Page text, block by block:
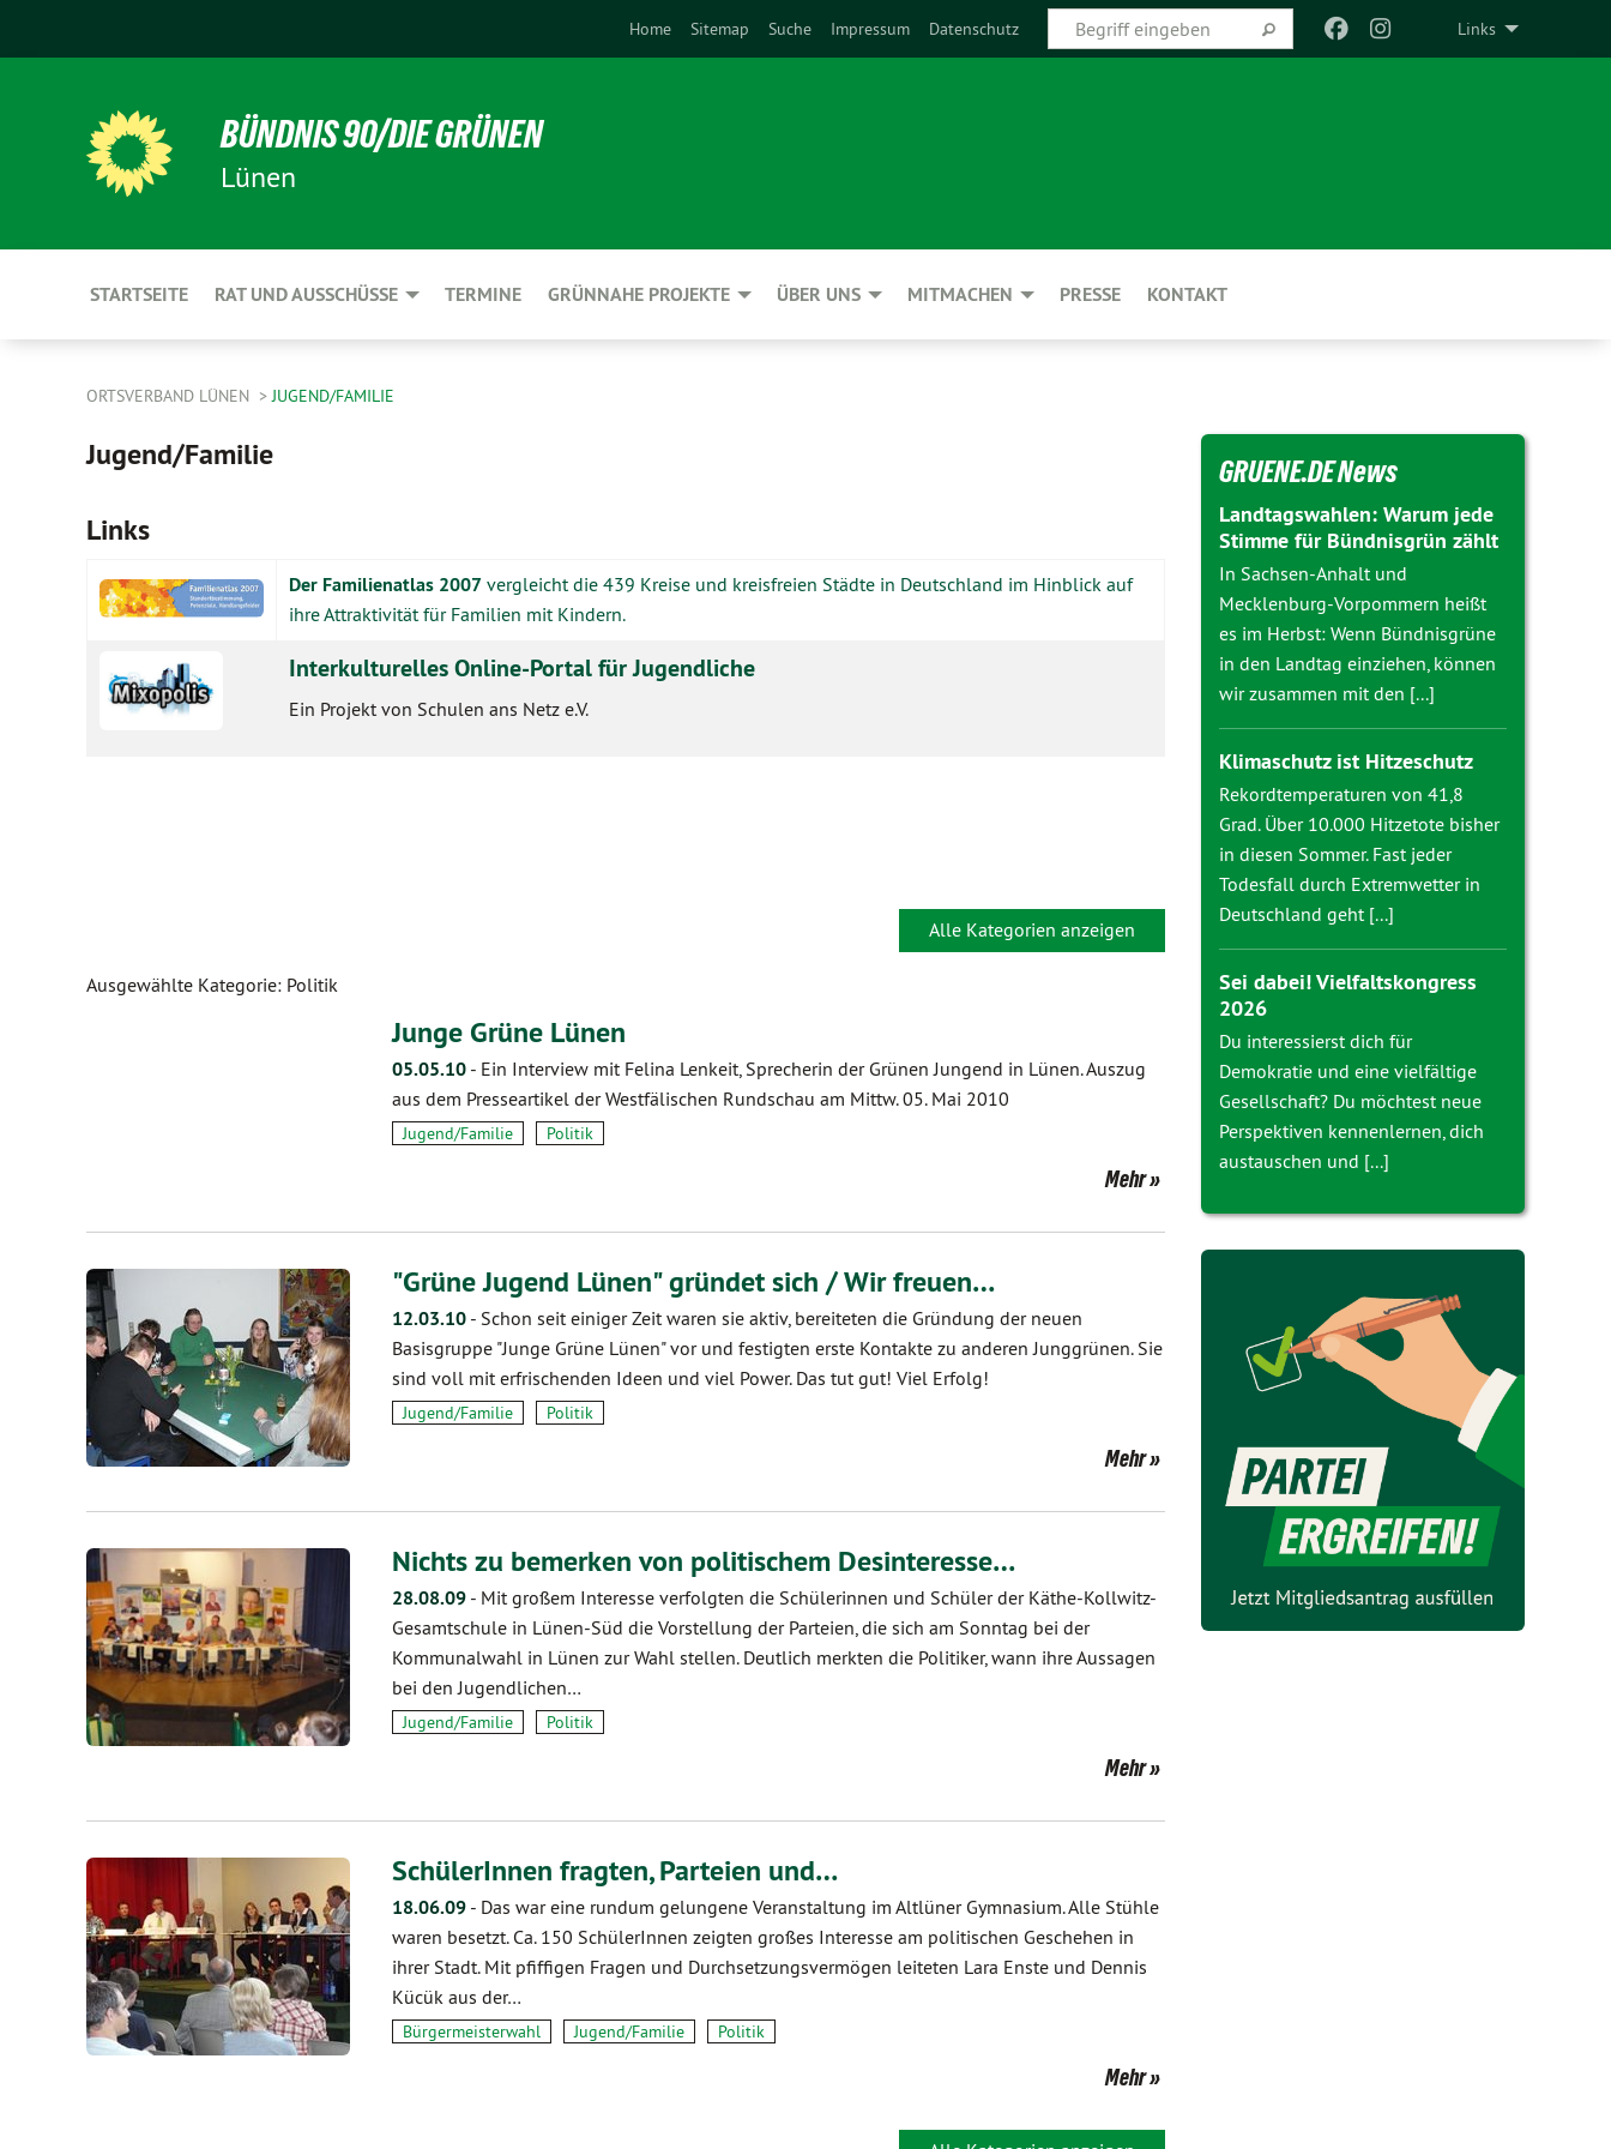
Links
Home Sitemap Suche Impressum Datenschutz
BÜNDNIS 90/DIE GRÜNEN
Lünen
STARTSEITE RAT UND AUSSCHÜSSE TERMINE GRÜNNAHE PROJEKTE ÜBER UNS MITMACHEN PRESSE KONTAKT
ORTSVERBAND LÜNEN JUGEND/FAMILIE
Jugend/Familie
Links
Der Familienatlas 2007 vergleicht die 439 Kreise und kreisfreien Städte in Deutschland im Hinblick auf
ihre Attraktivität für Familien mit Kindern.
Interkulturelles Online-Portal für Jugendliche
Ein Projekt von Schulen ans Netz e.V.
Alle Kategorien anzeigen
Ausgewählte Kategorie: Politik
Junge Grüne Lünen
05.05.10 - Ein Interview mit Felina Lenkeit, Sprecherin der Grünen Jungend in Lünen. Auszug
aus dem Presseartikel der Westfälischen Rundschau am Mittw. 05. Mai 2010
Jugend/Familie Politik
Mehr
"Grüne Jugend Lünen" gründet sich / Wir freuen…
12.03.10 - Schon seit einiger Zeit waren sie aktiv, bereiteten die Gründung der neuen
Basisgruppe "Junge Grüne Lünen" vor und festigten erste Kontakte zu anderen Junggrünen. Sie
sind voll mit erfrischenden Ideen und viel Power. Das tut gut! Viel Erfolg!
Jugend/Familie Politik
Mehr
Nichts zu bemerken von politischem Desinteresse…
28.08.09 - Mit großem Interesse verfolgten die Schülerinnen und Schüler der Käthe-Kollwitz-
Gesamtschule in Lünen-Süd die Vorstellung der Parteien, die sich am Sonntag bei der
Kommunalwahl in Lünen zur Wahl stellen. Deutlich merkten die Politiker, wann ihre Aussagen
bei den Jugendlichen…
Jugend/Familie Politik
Mehr
SchülerInnen fragten, Parteien und…
18.06.09 - Das war eine rundum gelungene Veranstaltung im Altlüner Gymnasium. Alle Stühle
waren besetzt. Ca. 150 SchülerInnen zeigten großes Interesse am politischen Geschehen in
ihrer Stadt. Mit pfiffigen Fragen und Durchsetzungsvermögen leiteten Lara Enste und Dennis
Kücük aus der…
Bürgermeisterwahl Jugend/Familie Politik
Mehr
GRUENE.DE News
Landtagswahlen: Warum jede
Stimme für Bündnisgrün zählt
In Sachsen-Anhalt und
Mecklenburg-Vorpommern heißt
es im Herbst: Wenn Bündnisgrüne
in den Landtag einziehen, können
wir zusammen mit den [...]
Klimaschutz ist Hitzeschutz
Rekordtemperaturen von 41,8
Grad. Über 10.000 Hitzetote bisher
in diesen Sommer. Fast jeder
Todesfall durch Extremwetter in
Deutschland geht [...]
Sei dabei! Vielfaltskongress
2026
Du interessierst dich für
Demokratie und eine vielfältige
Gesellschaft? Du möchtest neue
Perspektiven kennenlernen, dich
austauschen und [...]